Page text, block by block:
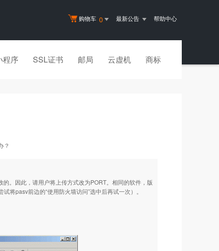
购物车 0 最新公告 帮助中心
程序 SSL证书 邮局 云虚机 商标
？
。因此，请用户将上传方式改为PORT。相同的软件，版
将pasv前边的“使用防火墙访问”选中后再试一次）。